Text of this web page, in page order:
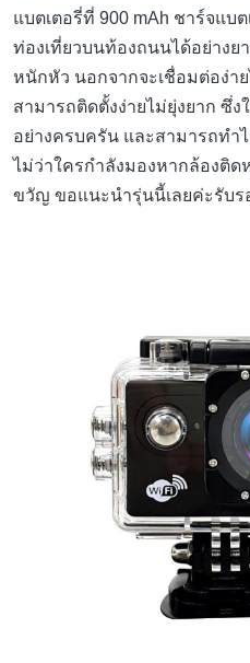
แบตเตอรี่ที่ 900 mAh ชาร์จแบ
ท่องเที่ยวบนท้องถนนได้อย่างย
หนักหัว นอกจากจะเชื่อมต่อง่า
สามารถติดตั้งง่ายไม่ยุ่งยาก ซึ่
อย่างครบครัน และสามารถทำ
ไม่ว่าใครกำลังมองหากล้องติด
ขวัญ ขอแนะนำรุ่นนี้เลยค่ะรับร